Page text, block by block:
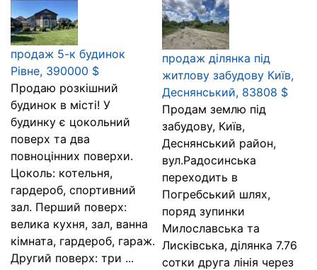
продаж 5-к будинок
Рівне, 390000 $
Продаю розкішний
будинок в місті! У
будинку є цокольний
поверх та два
повноцінних поверхи.
Цоколь: котельня,
гардероб, спортивний
зал. Перший поверх:
велика кухня, зал, ванна
кімната, гардероб, гараж.
Другий поверх: три ...
продаж ділянка під
житлову забудову Київ,
Деснянський, 83808 $
Продам землю під
забудову, Київ,
Деснянський район,
вул.Радосинська
переходить в
Погребський шлях,
поряд зупинки
Милославська та
Лисківська, ділянка 7.76
сотки друга лінія через